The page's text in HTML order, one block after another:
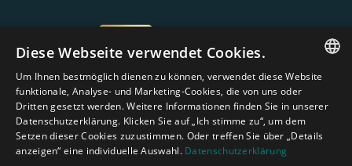
ENGLISH
DUTCH
GERMAN
Diese Webseite verwendet Cookies.
Um Ihnen bestmöglich dienen zu können, verwendet diese Website
funktionale, Analyse- und Marketing-Cookies, die von uns oder
Dritten gesetzt werden. Weitere Informationen finden Sie in unserer
Datenschutzerklärung. Klicken Sie auf „Ich stimme zu“, um dem
Setzen dieser Cookies zuzustimmen. Oder treffen Sie über „Details
anzeigen“ eine individuelle Auswahl. Datenschutzerklärung